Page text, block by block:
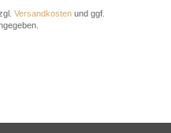
Versandkosten und ggf.